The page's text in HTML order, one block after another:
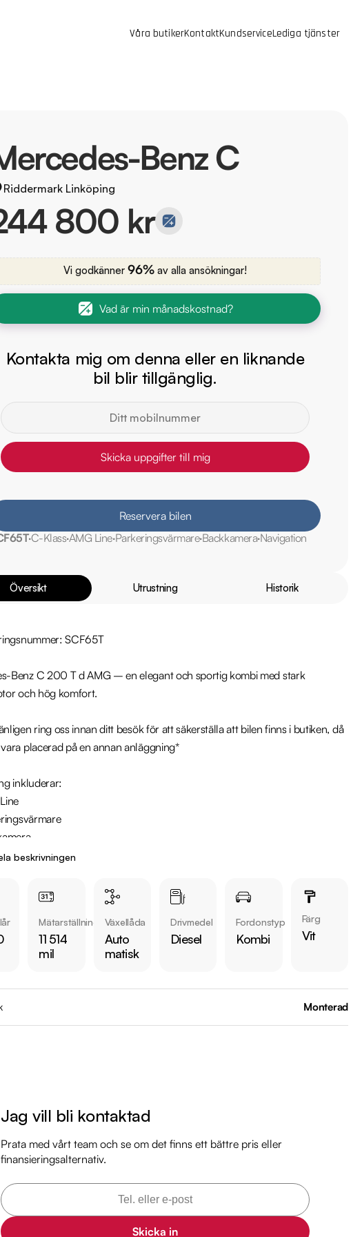
Våra butikerKontaktKundserviceLediga tjänster
Benz C
Riddermark Linköping
800 kr
Vi godkänner 96% av alla ansökningar!
Vad är min månadskostnad?
Kontakta mig om denna eller en liknande
bil blir tillgänglig.
Skicka uppgifter till mig
Reservera bilen
C-KlassAMG LineParkeringsvärmareBackkameraNavigation
Översikt Utrustning Historik
SCF65T
Benz C 200 T d AMG – en elegant och sportig kombi med stark
och hög komfort.
ring oss innan ditt besök för att säkerställa att bilen finns i butiken, då
placerad på en annan anläggning*
inkluderar:
om bilen:
Endast 2217 kr
körning är förbrukning endast 0.43 l/mil
till 12-60 månaders garanti
- 7111 mil
20 - 8872 mil
18 - 11015 mil
kopa-bil/mercedes-benz/scf65t/
beskrivningen
Mätarställning
11 514
mil
Växellåda
Auto
matisk
Drivmedel
Diesel
Fordonstyp
Kombi
Färg
Vit
Monterad
Jag vill bli kontaktad
Prata med vårt team och se om det finns ett bättre pris eller
finansieringsalternativ.
Skicka in